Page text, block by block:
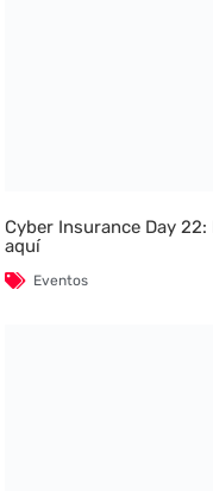
Cyber Insurance Day
aquí
Eventos